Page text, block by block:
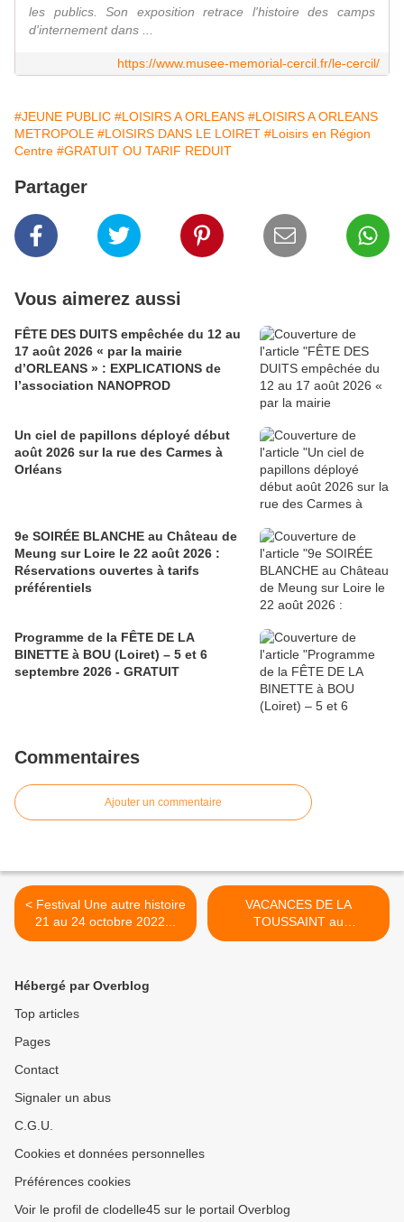
les publics. Son exposition retrace l'histoire des camps
d'internement dans ...
https://www.musee-memorial-cercil.fr/le-cercil/
#JEUNE PUBLIC #LOISIRS A ORLEANS #LOISIRS A ORLEANS
METROPOLE #LOISIRS DANS LE LOIRET #Loisirs en Région
Centre #GRATUIT OU TARIF REDUIT
Partager
Vous aimerez aussi
FÊTE DES DUITS empêchée du 12 au
17 août 2026 « par la mairie
d’ORLEANS » : EXPLICATIONS de
l’association NANOPROD
Un ciel de papillons déployé début
août 2026 sur la rue des Carmes à
Orléans
9e SOIRÉE BLANCHE au Château de
Meung sur Loire le 22 août 2026 :
Réservations ouvertes à tarifs
préférentiels
Programme de la FÊTE DE LA
BINETTE à BOU (Loiret) – 5 et 6
septembre 2026 - GRATUIT
Commentaires
Ajouter un commentaire
< Festival Une autre histoire
21 au 24 octobre 2022...
VACANCES DE LA
TOUSSAINT au
@CercilMemorial... >
Hébergé par Overblog
Top articles
Pages
Contact
Signaler un abus
C.G.U.
Cookies et données personnelles
Préférences cookies
Voir le profil de clodelle45 sur le portail Overblog